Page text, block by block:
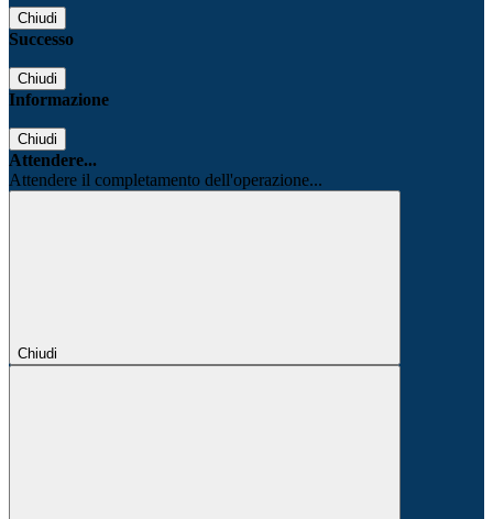
Chiudi
Successo
Chiudi
Informazione
Chiudi
Attendere...
Attendere il completamento dell'operazione...
Chiudi